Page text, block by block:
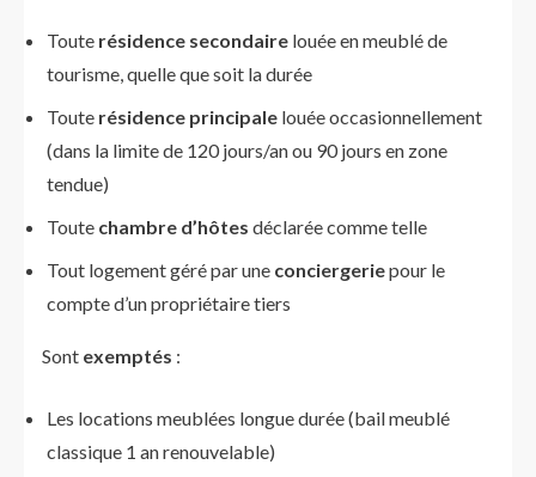
Toute résidence secondaire louée en meublé de
tourisme, quelle que soit la durée
Toute résidence principale louée occasionnellement
(dans la limite de 120 jours/an ou 90 jours en zone
tendue)
Toute chambre d’hôtes déclarée comme telle
Tout logement géré par une conciergeriepour le
compte d’un propriétaire tiers
Sont exemptés :
Les locations meublées longue durée (bail meublé
classique 1 an renouvelable)